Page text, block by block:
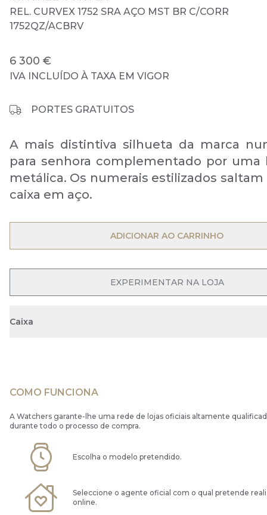
REL. CURVEX 1752 SRA AÇO MST BR C/CORR
1752QZ/ACBRV
6 300 €
IVA INCLUÍDO À TAXA EM VIGOR
PORTES GRATUITOS
A mais distintiva silhueta da marca
para senhora complementado por uma
metálica. Os numerais estilizados saltam
caixa em aço.
OPEN MENU
ADICIONAR AO CARRINHO
OPEN MENU
EXPERIMENTAR NA LOJA
Caixa
COMO FUNCIONA
A Watchers garante-lhe uma rede de lojas oficiais altamente
durante todo o processo de compra.
Escolha o modelo pretendido.
Seleccione o agente oficial com o qual pretende
online.